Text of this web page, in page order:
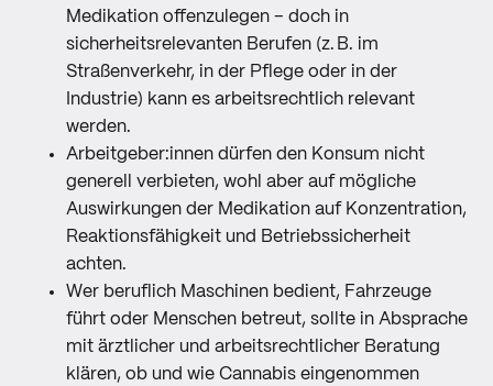
Medikation offenzulegen – doch in
sicherheitsrelevanten Berufen (z. B. im
Straßenverkehr, in der Pflege oder in der
Industrie) kann es arbeitsrechtlich relevant
werden.
Arbeitgeber:innen dürfen den Konsum nicht
generell verbieten, wohl aber auf mögliche
Auswirkungen der Medikation auf Konzentration,
Reaktionsfähigkeit und Betriebssicherheit
achten.
Wer beruflich Maschinen bedient, Fahrzeuge
führt oder Menschen betreut, sollte in Absprache
mit ärztlicher und arbeitsrechtlicher Beratung
klären, ob und wie Cannabis eingenommen